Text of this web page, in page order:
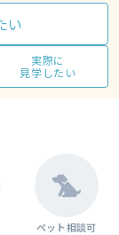
い
実際に
見学したい
ペット相談可